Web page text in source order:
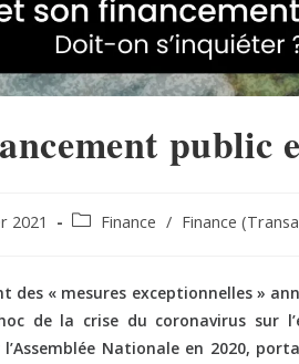
public
2021 Finance / Finance
des « mesures exceptionnelles »
de la crise du coronavirus sur
Nationale en 2020,